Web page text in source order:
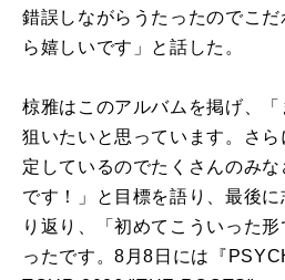
錯誤しながらうたったのでこ
ら嬉しいです」と話した。
椋雅はこのアルバムを掲げ、
狙いたいと思っています。さ
定しているのでたくさんのみ
です！」と目標を語り、最後
り返り、「初めてこういった
ったです。8月8日には『